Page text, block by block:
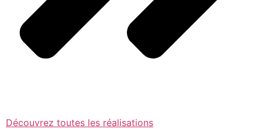
Découvrez toutes les réalisations